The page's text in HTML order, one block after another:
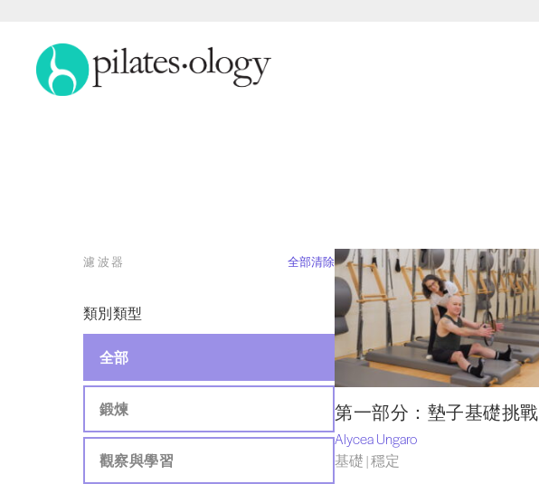
濾波器 全部清除
類別類型
全部
鍛煉
觀察與學習
第一部分：墊子基礎挑戰
Alycea Ungaro
基礎 | 穩定